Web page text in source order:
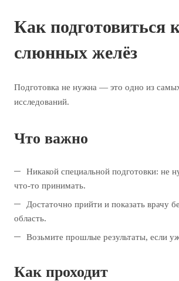
Как подготовиться
слюнных желёз
Подготовка не нужна — это одно из
исследований.
Что важно
Никакой специальной подготовки: не
что-то принимать.
Достаточно прийти и показать врачу
область.
Возьмите прошлые результаты, если
Как проходит